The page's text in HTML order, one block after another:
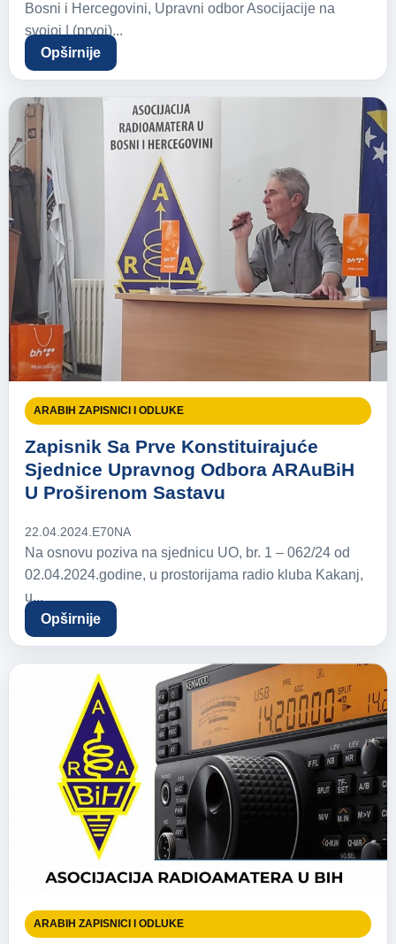
Bosni i Hercegovini, Upravni odbor Asocijacije na
svojoj | (prvoj)...
Opširnije
ARABIH ZAPISNICI I ODLUKE
Zapisnik Sa Prve Konstituirajuće
Sjednice Upravnog Odbora ARAuBiH
U Proširenom Sastavu
22.04.2024.E70NA
Na osnovu poziva na sjednicu UO, br. 1 – 062/24 od
02.04.2024.godine, u prostorijama radio kluba Kakanj,
u...
Opširnije
ARABIH ZAPISNICI I ODLUKE